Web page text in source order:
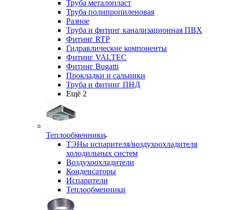
Труба металопласт
Труба полипропиленовая
Разное
Труба и фитинг канализационная ПВХ
Фитинг RTP
Гидравлические компоненты
Фитинг VALTEC
Фитинг Bugatti
Прокладки и сальники
Труба и фитинг ПНД
Ещё 2
Теплообменники
ТЭНы испарителя/воздухоохладителя
холодильных систем
Воздухоохладители
Конденсаторы
Испарители
Теплообменники